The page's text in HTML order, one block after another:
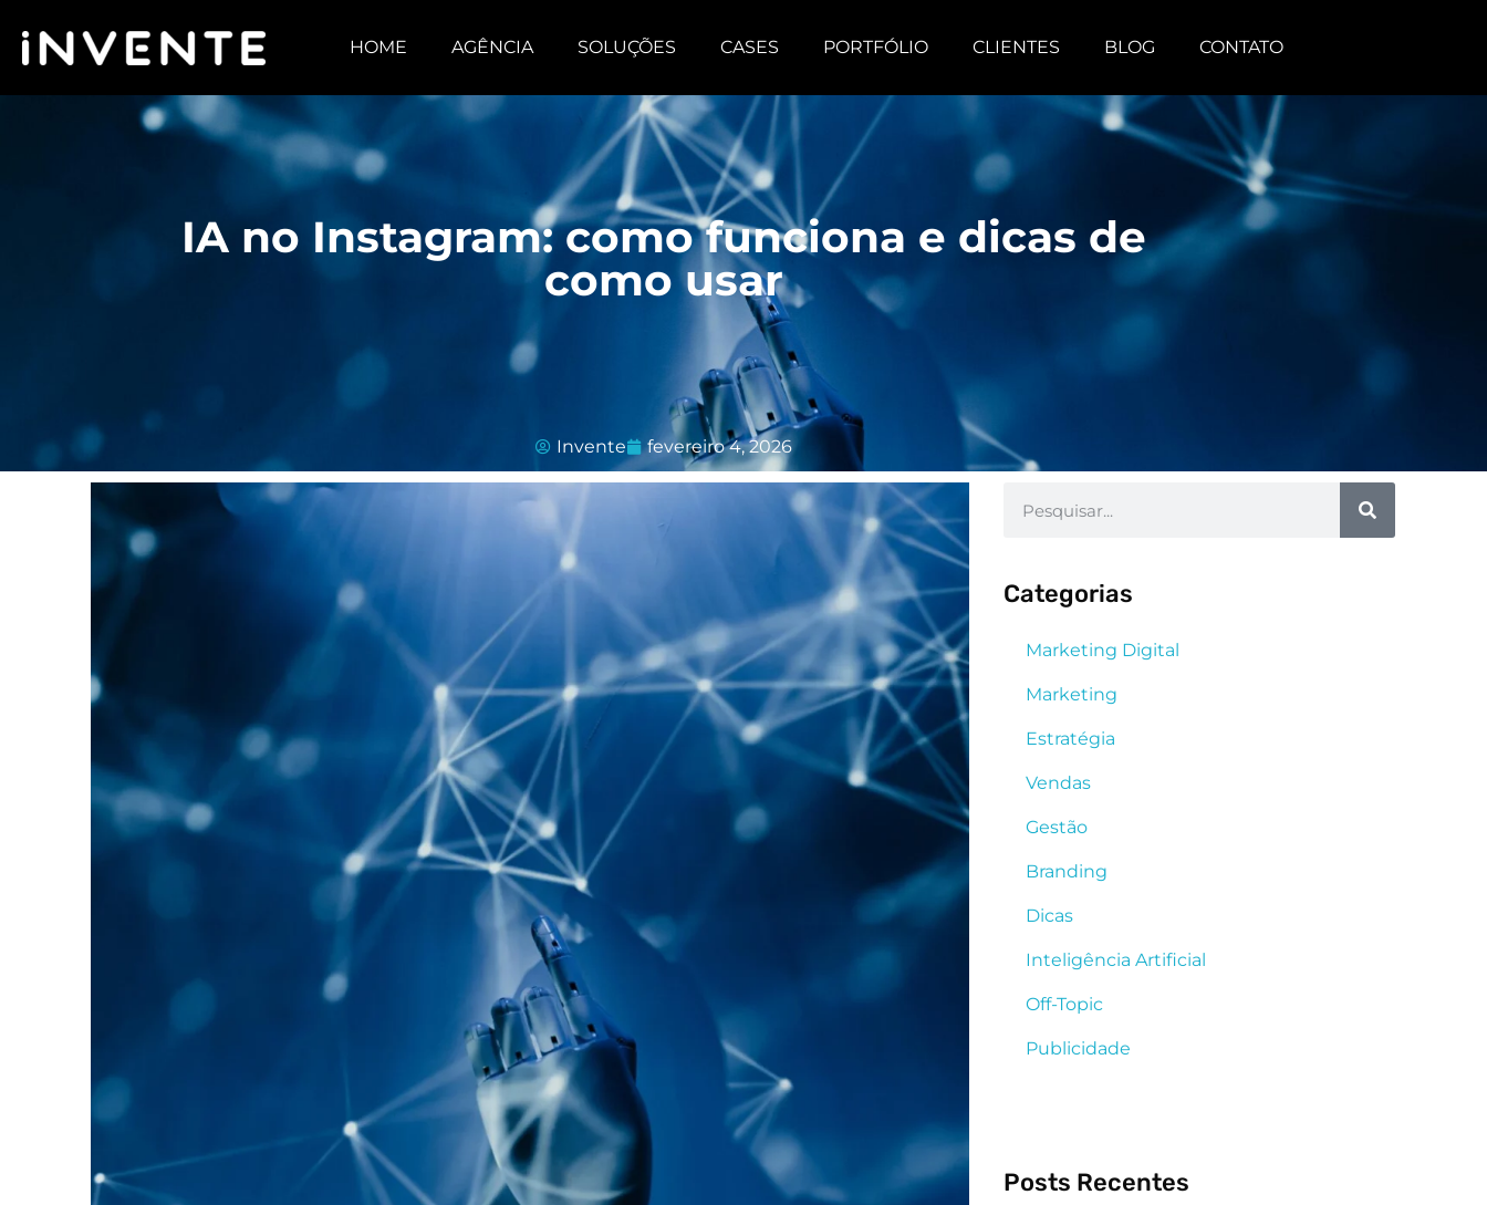
HOME AGÊNCIA SOLUÇÕES CASES PORTFÓLIO CLIENTES BLOG CONTATO
IA no Instagram: como funciona e dicas de
como usar
Invente fevereiro 4, 2026
Categorias
Marketing Digital
Marketing
Estratégia
Vendas
Gestão
Branding
Dicas
Inteligência Artificial
Off-Topic
Publicidade
Posts Recentes